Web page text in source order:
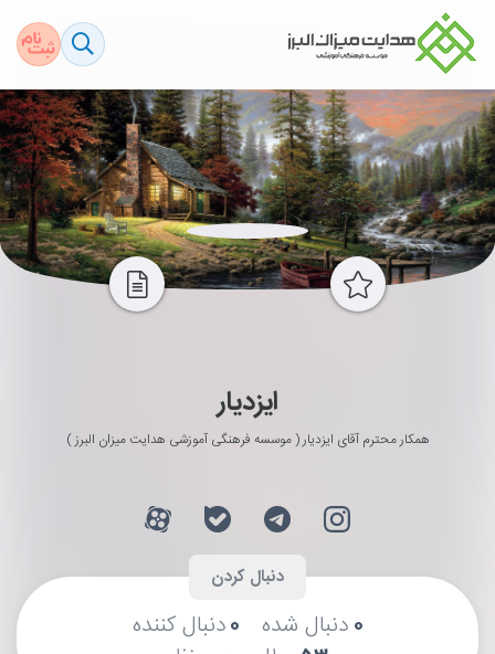
ایزدیار
همکار محترم آقای ایزدیار ( موسسه فرهنگی آموزشی هدایت میزان البرز )
۰دنبال شده ۰دنبال کننده